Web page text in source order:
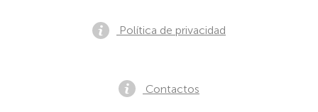
Política de privacidad
Contactos